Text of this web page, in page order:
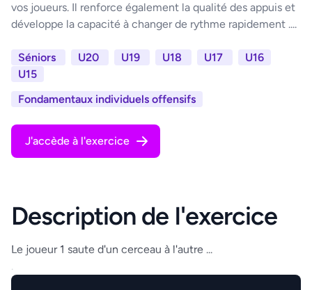
vos joueurs. Il renforce également la qualité des appuis et
développe la capacité à changer de rythme rapidement ....
Séniors U20 U19 U18 U17
U16
U15
Fondamentaux individuels offensifs
J'accède à l'exercice
Description de l'exercice
Le joueur 1 saute d'un cerceau à l'autre ...
.